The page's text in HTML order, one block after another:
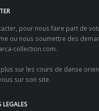
pour nous faire part de
ou nous soumettre des
collection.com.
sur les cours de danse
sur son site.